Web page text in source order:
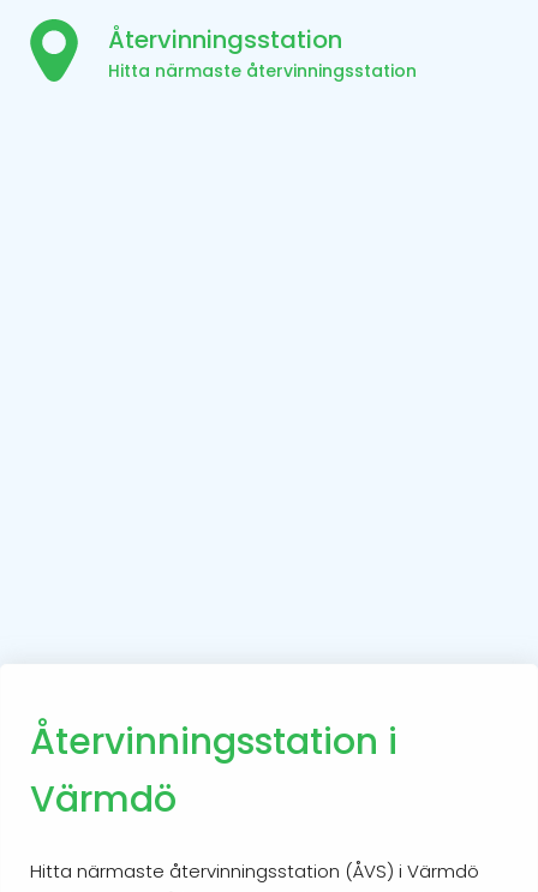
Återvinningsstation
Hitta närmaste återvinningsstation
Återvinningsstation i
Värmdö
Hitta närmaste återvinningsstation (ÅVS) i Värmdö